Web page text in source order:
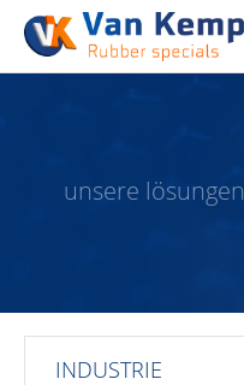
unsere lösungen
INDUSTRIE